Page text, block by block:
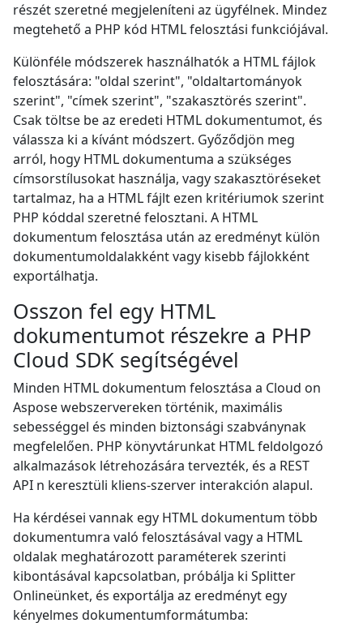
részét szeretné megjeleníteni az ügyfélnek. Mindez
megtehető a PHP kód HTML felosztási funkciójával.
Különféle módszerek használhatók a HTML fájlok
felosztására: "oldal szerint", "oldaltartományok
szerint", "címek szerint", "szakasztörés szerint".
Csak töltse be az eredeti HTML dokumentumot, és
válassza ki a kívánt módszert. Győződjön meg
arról, hogy HTML dokumentuma a szükséges
címsorstílusokat használja, vagy szakasztöréseket
tartalmaz, ha a HTML fájlt ezen kritériumok szerint
PHP kóddal szeretné felosztani. A HTML
dokumentum felosztása után az eredményt külön
dokumentumoldalakként vagy kisebb fájlokként
exportálhatja.
Osszon fel egy HTML
dokumentumot részekre a PHP
Cloud SDK segítségével
Minden HTML dokumentum felosztása a Cloud on
Aspose webszervereken történik, maximális
sebességgel és minden biztonsági szabványnak
megfelelően. PHP könyvtárunkat HTML feldolgozó
alkalmazások létrehozására tervezték, és a REST
API n keresztüli kliens-szerver interakción alapul.
Ha kérdései vannak egy HTML dokumentum több
dokumentumra való felosztásával vagy a HTML
oldalak meghatározott paraméterek szerinti
kibontásával kapcsolatban, próbálja ki Splitter
Onlineünket, és exportálja az eredményt egy
kényelmes dokumentumformátumba: